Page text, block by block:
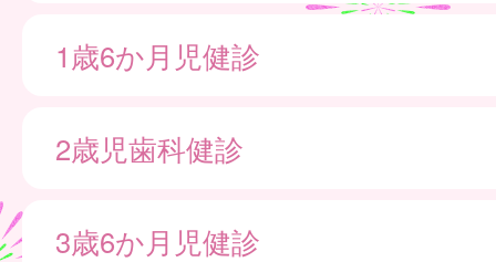
1歳6か月児健診
2歳児歯科健診
3歳6か月児健診